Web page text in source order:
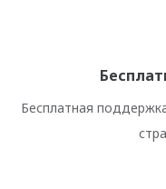
Бесплатная